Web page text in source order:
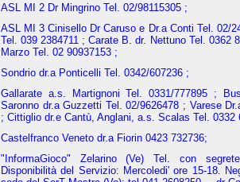
ASL MI 2 Dr Mingrino Tel. 02/98115305 ;
ASL MI 3 Cinisello Dr Caruso e Dr.a Conti Tel. 02/
Tel. 039 2384711 ; Carate B. dr. Nettuno Tel. 0362
Marzo Tel. 02 90937153 ;
Sondrio dr.a Ponticelli Tel. 0342/607236 ;
Gallarate a.s. Martignoni Tel. 0331/777895 ;
Saronno dr.a Guzzetti Tel. 02/9626478 ; Varese
; Cittiglio dr.e Cantù, Anglani, a.s. Scalas Tel. 0332
Castelfranco Veneto dr.a Fiorin 0423 732736;
"InformaGioco"
Zelarino (Ve) Tel. con
Disponibilità del Servizio: Mercoledi' ore 15-18.